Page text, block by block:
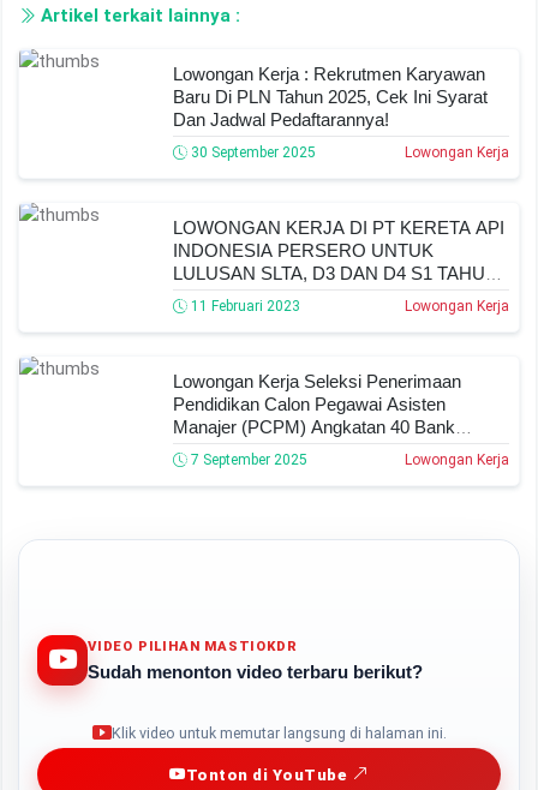
Artikel terkait lainnya :
Lowongan Kerja : Rekrutmen Karyawan
Baru Di PLN Tahun 2025, Cek Ini Syarat
Dan Jadwal Pedaftarannya!
30 September 2025 Lowongan Kerja
LOWONGAN KERJA DI PT KERETA API
INDONESIA PERSERO UNTUK
LULUSAN SLTA, D3 DAN D4 S1 TAHUN
202311 Februari 2023 Lowongan Kerja
Lowongan Kerja Seleksi Penerimaan
Pendidikan Calon Pegawai Asisten
Manajer (PCPM) Angkatan 40 Bank
Indonesia Tahun 2025
7 September 2025 Lowongan Kerja
VIDEO PILIHAN MASTIOKDR
Sudah menonton video terbaru berikut?
Klik video untuk memutar langsung di halaman ini.
Tonton di YouTube